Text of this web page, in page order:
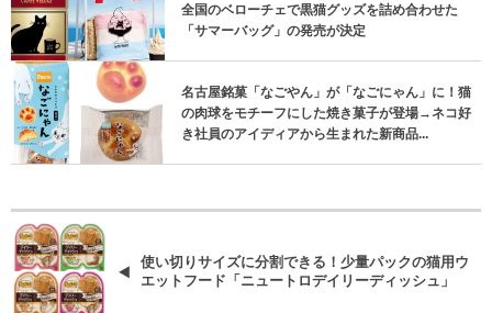
全国のベローチェで黒猫グッズを詰め合わせた
「サマーバッグ」の発売が決定
名古屋銘菓「なごやん」が「なごにゃん」に！猫
の肉球をモチーフにした焼き菓子が登場→ネコ好
き社員のアイディアから生まれた新商品...
使い切りサイズに分割できる！少量パックの猫用ウ
エットフード「ニュートロデイリーディッシュ」